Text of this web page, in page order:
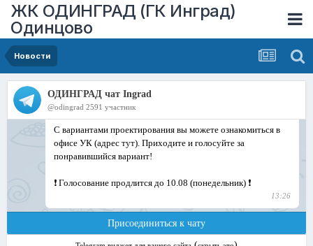
ЖК ОДИНГРАД (ГК Инград)
Одинцово
Новости